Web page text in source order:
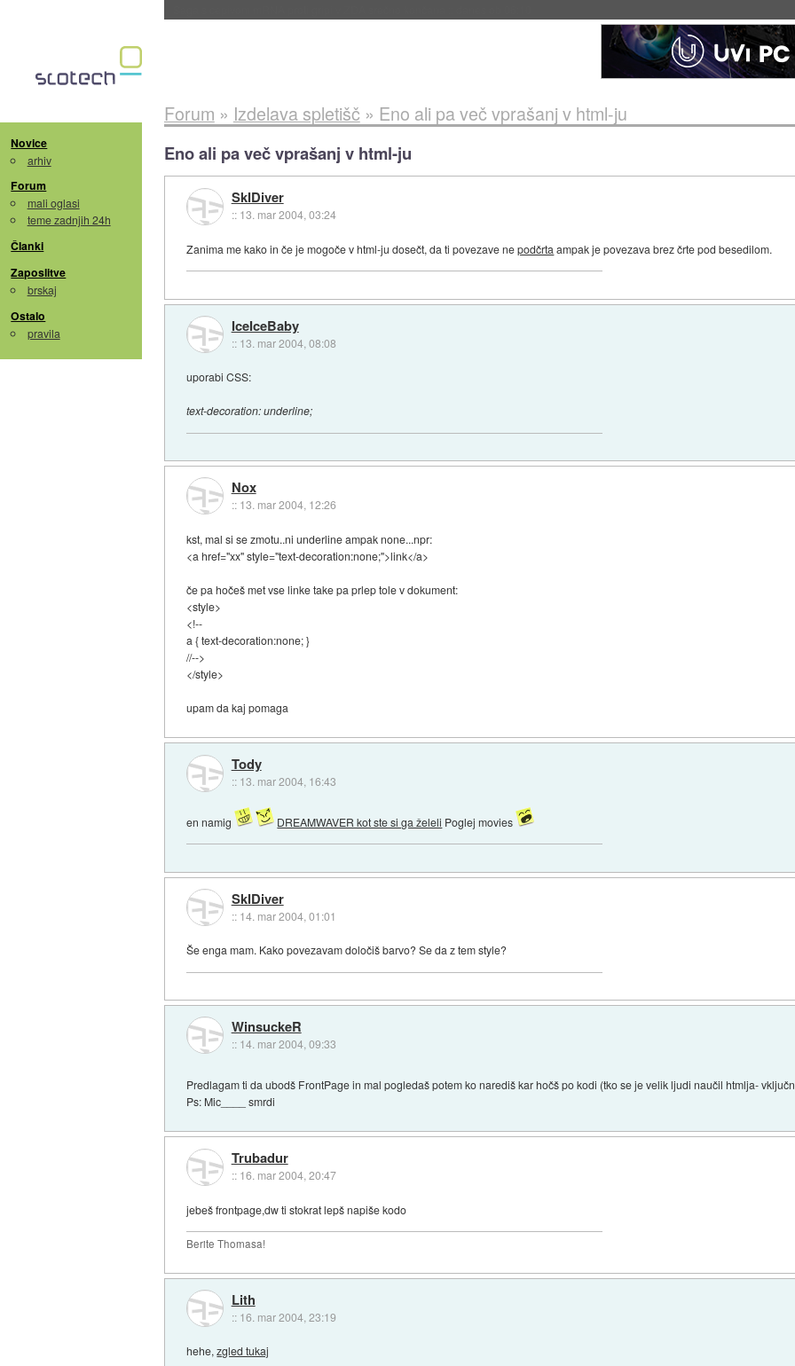
Novice
arhiv
Forum
mali oglasi
teme zadnjih 24h
Članki
Zaposlitve
brskaj
Ostalo
pravila
Forum » Izdelava spletišč » Eno ali pa več vprašanj v html-ju
Eno ali pa več vprašanj v html-ju
SkIDiver
:: 13. mar 2004, 03:24
Zanima me kako in če je mogoče v html-ju dosečt, da ti povezave nepodčrta ampak je povezava brez črte pod besedilom.
IceIceBaby
:: 13. mar 2004, 08:08
uporabi CSS:
text-decoration: underline;
Nox
:: 13. mar 2004, 12:26
kst, mal si se zmotu..ni underline ampak none...npr:
<a href="xx" style="text-decoration:none;">link</a>
če pa hočeš met vse linke take pa prlep tole v dokument:
<style>
<!--
a { text-decoration:none; }
//-->
</style>
upam da kaj pomaga
Tody
:: 13. mar 2004, 16:43
en namig DREAMWAVER kot ste si ga želeli Poglej movies
SkIDiver
:: 14. mar 2004, 01:01
Še enga mam. Kako povezavam določiš barvo? Se da z tem style?
WinsuckeR
:: 14. mar 2004, 09:33
Predlagam ti da ubodš FrontPage in mal pogledaš potem ko narediš kar hočš po kodi (tko se je velik ljudi naučil htmlja-
Ps: Mic____ smrdi
Trubadur
:: 16. mar 2004, 20:47
jebeš frontpage,dw ti stokrat lepš napiše kodo
Berite Thomasa!
Lith
:: 16. mar 2004, 23:19
hehe,zgled tukaj